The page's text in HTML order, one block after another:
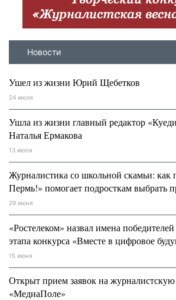
Новости
Ушел из жизни Юрий Щебетков
24 июля
Ушла из жизни главный редактор
Наталья Ермакова
13 июля
Журналистика со школьной скамьи: как
Пермь!» помогает подросткам выбрать
29 июня
«Ростелеком» назвал имена
этапа конкурса «Вместе в цифровое
15 июня
Открыт прием заявок на
«МедиаПоле»